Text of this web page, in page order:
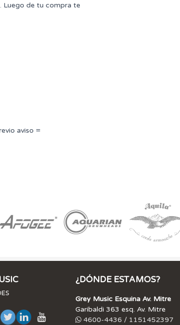
Luego de tu compra te
aviso =
¿DÓNDE ESTAMOS?
Grey Music Esquina Av. Mitre
Garibaldi 363 esq. Av. Mitre
4600-4436 / 1151452397